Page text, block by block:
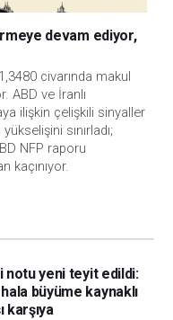
devam ediyor,
civarında makul
ABD ve İranlı
ilişkin çelişkili sinyaller
sınırladı;
NFP raporu
kaçınıyor.
notu yeni teyit edildi:
büyüme kaynaklı
karşıya